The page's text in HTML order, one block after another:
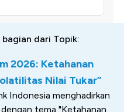
dari Topik:
2026: Ketahanan
Nilai Tukar”
Indonesia menghadirkan
tema "Ketahanan